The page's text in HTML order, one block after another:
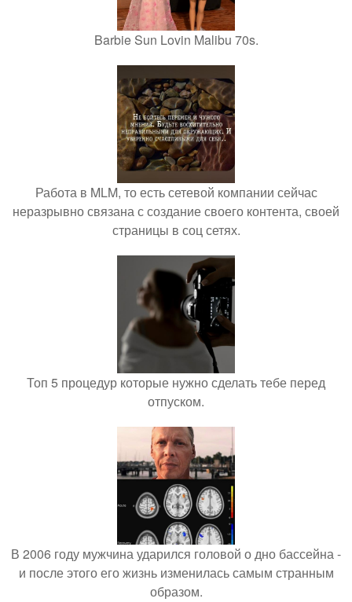
Barbie Sun Lovin Malibu 70s.
Работа в MLM, то есть сетевой компании сейчас
неразрывно связана с создание своего контента, своей
страницы в соц сетях.
Топ 5 процедур которые нужно сделать тебе перед
отпуском.
В 2006 году мужчина ударился головой о дно бассейна -
и после этого его жизнь изменилась самым странным
образом.